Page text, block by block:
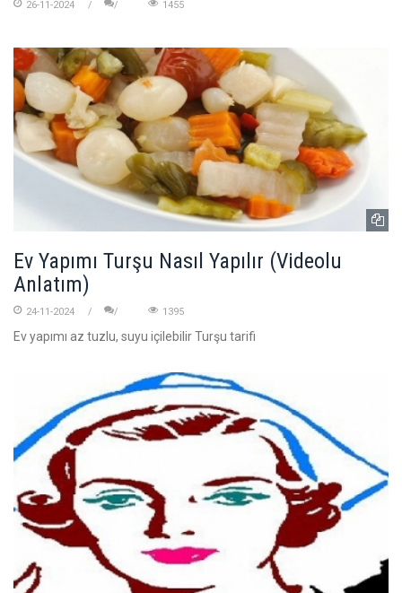
26-11-2024 1455
Ev Yapımı Turşu Nasıl Yapılır (Videolu
Anlatım)
24-11-2024 1395
Ev yapımı az tuzlu, suyu içilebilir Turşu tarifi